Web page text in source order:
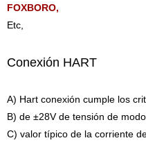
FOXBORO,
Etc,
Conexión HART
A) Hart conexión cumple los
B) de ±28V de tensión de
C) valor típico de la corriente